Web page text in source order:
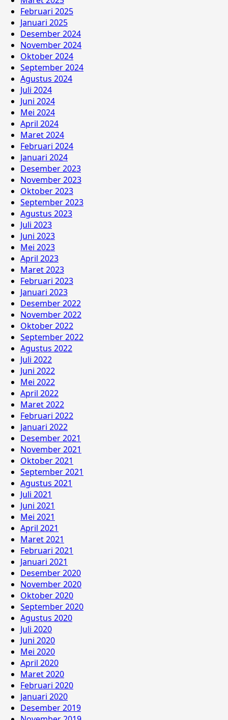
Februari 2025
Januari 2025
Desember 2024
November 2024
Oktober 2024
September 2024
Agustus 2024
Juli 2024
Juni 2024
Mei 2024
April 2024
Maret 2024
Februari 2024
Januari 2024
Desember 2023
November 2023
Oktober 2023
September 2023
Agustus 2023
Juli 2023
Juni 2023
Mei 2023
April 2023
Maret 2023
Februari 2023
Januari 2023
Desember 2022
November 2022
Oktober 2022
September 2022
Agustus 2022
Juli 2022
Juni 2022
Mei 2022
April 2022
Maret 2022
Februari 2022
Januari 2022
Desember 2021
November 2021
Oktober 2021
September 2021
Agustus 2021
Juli 2021
Juni 2021
Mei 2021
April 2021
Maret 2021
Februari 2021
Januari 2021
Desember 2020
November 2020
Oktober 2020
September 2020
Agustus 2020
Juli 2020
Juni 2020
Mei 2020
April 2020
Maret 2020
Februari 2020
Januari 2020
Desember 2019